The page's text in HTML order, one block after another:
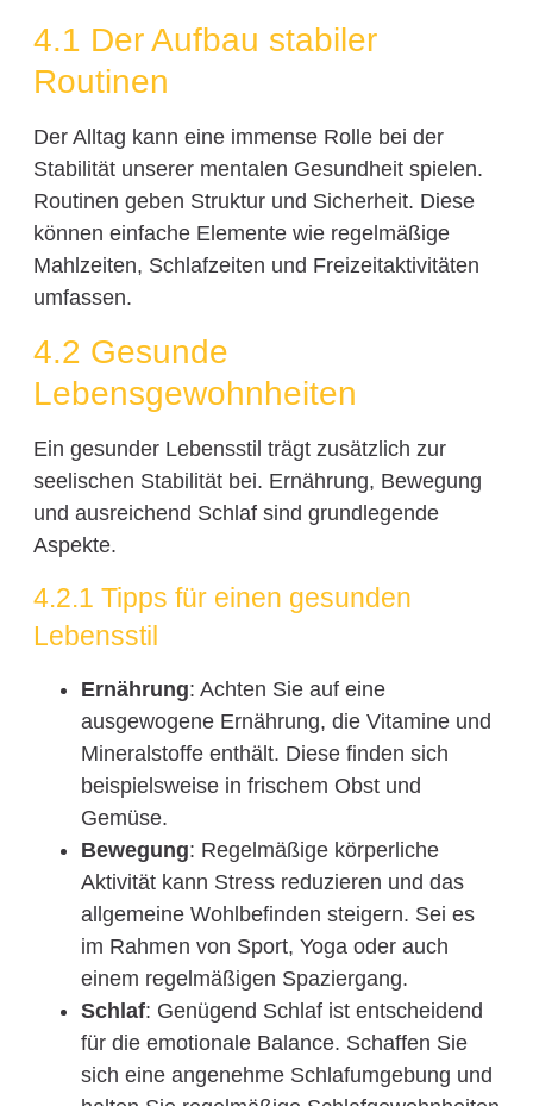
4.1 Der Aufbau stabiler
Routinen
Der Alltag kann eine immense Rolle bei der
Stabilität unserer mentalen Gesundheit spielen.
Routinen geben Struktur und Sicherheit. Diese
können einfache Elemente wie regelmäßige
Mahlzeiten, Schlafzeiten und Freizeitaktivitäten
umfassen.
4.2 Gesunde
Lebensgewohnheiten
Ein gesunder Lebensstil trägt zusätzlich zur
seelischen Stabilität bei. Ernährung, Bewegung
und ausreichend Schlaf sind grundlegende
Aspekte.
4.2.1 Tipps für einen gesunden
Lebensstil
Ernährung: Achten Sie auf eine
ausgewogene Ernährung, die Vitamine und
Mineralstoffe enthält. Diese finden sich
beispielsweise in frischem Obst und
Gemüse.
Bewegung: Regelmäßige körperliche
Aktivität kann Stress reduzieren und das
allgemeine Wohlbefinden steigern. Sei es
im Rahmen von Sport, Yoga oder auch
einem regelmäßigen Spaziergang.
Schlaf: Genügend Schlaf ist entscheidend
für die emotionale Balance. Schaffen Sie
sich eine angenehme Schlafumgebung und